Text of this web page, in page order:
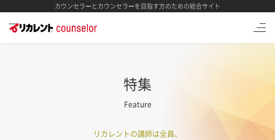
カウンセラーとカウンセラーを目指す方のための総合サイト
特集
Feature
リカレントの講師は全員、